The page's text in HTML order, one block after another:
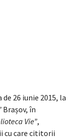
26 iunie 2015, la
Brașov, în
Vie”,
cu care cititorii